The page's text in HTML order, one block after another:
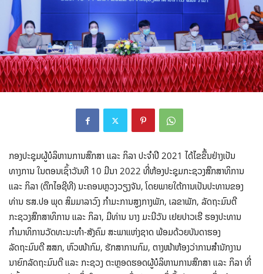
ກອງປະຊຸມຜູ້ບໍລິຫານການສຶກສາ ແລະ ກິລາ ປະຈຳປີ 2021 ໄດ້ໄຂຂຶ້ນຢ່າງເປັນ
ທາງການ ໃນຕອນເຊົ້າວັນທີ 10 ມີນາ 2022 ທີ່ຫ້ອງປະຊຸມກະຊວງສຶກສາທິການ
ແລະ ກິລາ (ຕຶກໄອຊີທີ) ນະຄອນຫຼວງວຽງຈັນ, ໂດຍພາຍໃຕ້ການເປັນປະທານຂອງ
ທ່ານ ຮສ.ປອ ພຸດ ສິມມາລາວົງ ກຳມະການສູງກາງພັກ, ເລຂາພັກ, ລັດຖະມົນຕີ
ກະຊວງສຶກສາທິການ ແລະ ກິລາ, ມີທ່ານ ນາງ ມະນີວັນ ເຢຍປາວເຮີ ຮອງປະທານ
ກຳມາທິການວັດທະນະທຳ-ສັງຄົມ ສະພາແຫ່ງຊາດ ພ້ອມດ້ວຍບັນດາຮອງ
ລັດຖະມົນຕີ ສສກ, ຫົວໜ້າກົມ, ຮັກສາການກົມ, ຕາງໜ້າຫ້ອງວ່າການສຳນັກງານ
ນາຍົກລັດຖະມົນຕີ ແລະ ກະຊວງ ຕະຫຼອດຮອດຜູ້ບໍລິຫານການສຶກສາ ແລະ ກິລາ ທີ່